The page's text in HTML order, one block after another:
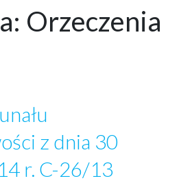
Orzeczenia
z dnia 30
r. C-26/13